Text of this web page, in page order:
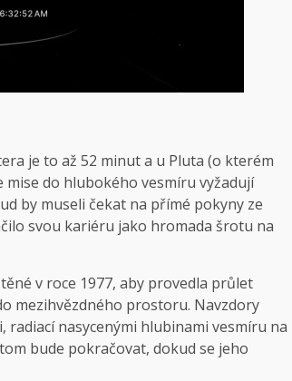
je to až 52 minut a u Pluta (o kterém
mise do hlubokého vesmíru vyžadují
by museli čekat na přímé pokyny ze
svou kariéru jako hromada šrotu na
v roce 1977, aby provedla průlet
mezihvězdného prostoru. Navzdory
nasycenými hlubinami vesmíru na
bude pokračovat, dokud se jeho